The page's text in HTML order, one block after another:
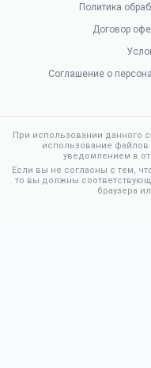
Политика
Договор
Соглашение о
При использовании данного
использование файлов
уведомлением в
Если вы не согласны с тем,
то вы должны
браузера